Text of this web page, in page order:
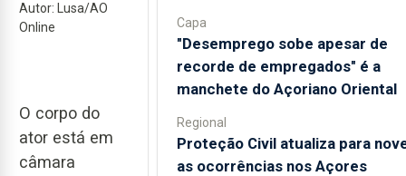
Autor: Lusa/AO
Online
O corpo do
ator está em
câmara
Capa
"Desemprego sobe apesar de
recorde de empregados" é a
manchete do Açoriano Oriental
Regional
Proteção Civil atualiza para
as ocorrências nos Açores